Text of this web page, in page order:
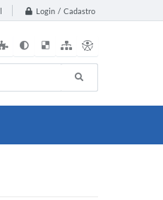
Login / Cadastro